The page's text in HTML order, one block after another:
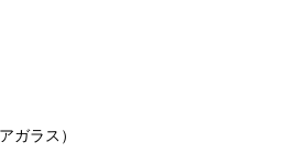
ガラス）